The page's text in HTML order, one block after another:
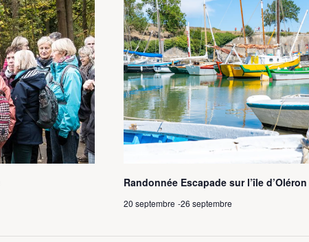
Randonnée Escapade sur l’île d’Oléron
20 septembre -26 septembre